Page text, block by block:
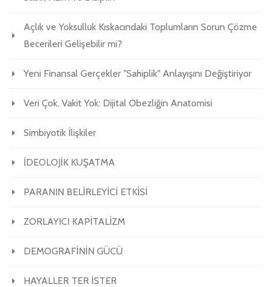
Açlık ve Yoksulluk Kıskacındaki Toplumların Sorun Çözme
Becerileri Gelişebilir mi?
Yeni Finansal Gerçekler "Sahiplik" Anlayışını Değiştiriyor
Veri Çok, Vakit Yok: Dijital Obezliğin Anatomisi
Simbiyotik İlişkiler
İDEOLOJİK KUŞATMA
PARANIN BELİRLEYİCİ ETKİSİ
ZORLAYICI KAPİTALİZM
DEMOGRAFİNİN GÜCÜ
HAYALLER TER İSTER